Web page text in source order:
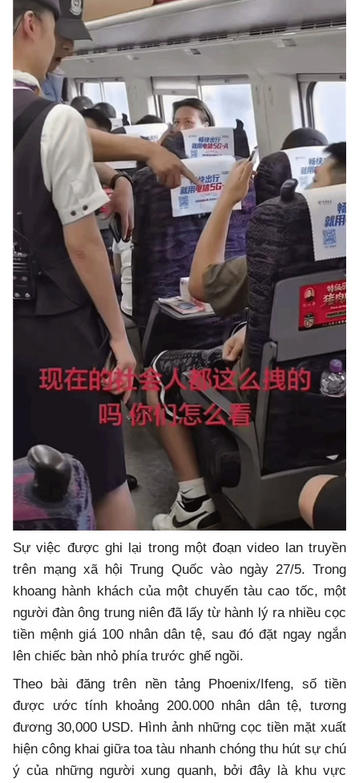
Sự việc được ghi lại trong một đoạn video lan truyền
trên mạng xã hội Trung Quốc vào ngày 27/5. Trong
khoang hành khách của một chuyến tàu cao tốc, một
người đàn ông trung niên đã lấy từ hành lý ra nhiều cọc
tiền mệnh giá 100 nhân dân tệ, sau đó đặt ngay ngắn
lên chiếc bàn nhỏ phía trước ghế ngồi.
Theo bài đăng trên nền tảng Phoenix/Ifeng, số tiền
được ước tính khoảng 200.000 nhân dân tệ, tương
đương 30,000 USD. Hình ảnh những cọc tiền mặt xuất
hiện công khai giữa toa tàu nhanh chóng thu hút sự chú
ý của những người xung quanh, bởi đây là khu vực